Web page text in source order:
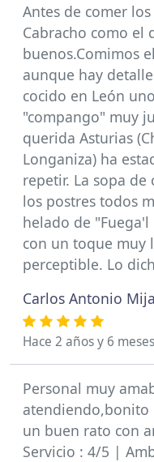
Antes de comer
Cabracho como el
buenos.Comimos
aunque hay
cocido en León
"compango" muy
querida Asturias
Longaniza) ha
repetir. La sopa
los postres todos
helado de
con un toque muy
perceptible. Lo
Carlos Antonio
Hace 2 años y 6 meses
Personal muy
atendiendo,bonito
un buen rato con
Servicio : 4/5 |